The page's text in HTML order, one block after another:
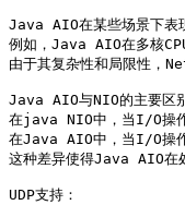
Java AIO在某些场景下表
例如，Java AIO在多核
由于其复杂性和局限性，
Java AIO与NIO的主要区
在java NIO中，当I/O操作
在Java AIO中，当I/O操
这种差异使得Java AIO在
UDP支持：